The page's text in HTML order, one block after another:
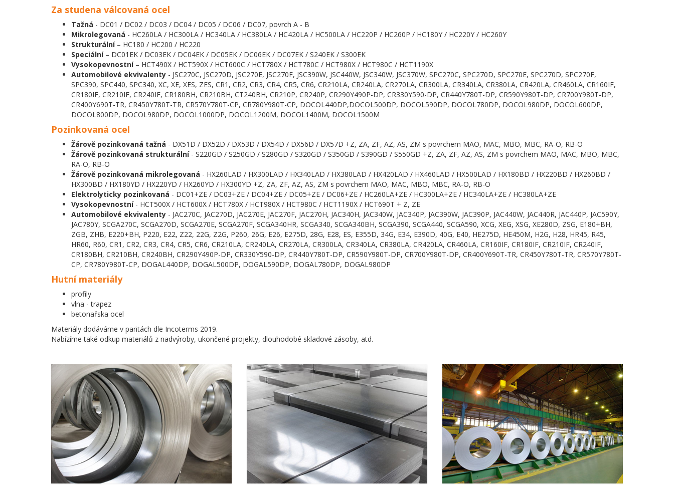
Za studena válcovaná ocel
Tažná - DC01 / DC02 / DC03 / DC04 / DC05 / DC06 / DC07, povrch A - B
Mikrolegovaná - HC260LA / HC300LA / HC340LA / HC380LA / HC420LA / HC500LA / HC220P / HC260P / HC180Y / HC220Y / HC260Y
Strukturální– HC180 / HC200 / HC220
Speciální– DC01EK / DC03EK / DC04EK / DC05EK / DC06EK / DC07EK / S240EK / S300EK
Vysokopevnostní– HCT490X / HCT590X / HCT600C / HCT780X / HCT780C / HCT980X / HCT980C / HCT1190X
Automobilové ekvivalenty - JSC270C, JSC270D, JSC270E, JSC270F, JSC390W, JSC440W, JSC340W, JSC370W, SPC270C, SPC270D, SPC270E, SPC270D, SPC270F,
SPC390, SPC440, SPC340, XC, XE, XES, ZES, CR1, CR2, CR3, CR4, CR5, CR6, CR210LA, CR240LA, CR270LA, CR300LA, CR340LA, CR380LA, CR420LA, CR460LA, CR160IF,
CR180IF, CR210IF, CR240IF, CR180BH, CR210BH, CT240BH, CR210P, CR240P, CR290Y490P-DP, CR330Y590-DP, CR440Y780T-DP, CR590Y980T-DP, CR700Y980T-DP,
CR400Y690T-TR, CR450Y780T-TR, CR570Y780T-CP, CR780Y980T-CP, DOCOL440DP,DOCOL500DP, DOCOL590DP, DOCOL780DP, DOCOL980DP, DOCOL600DP,
DOCOL800DP, DOCOL980DP, DOCOL1000DP, DOCOL1200M, DOCOL1400M, DOCOL1500M
Pozinkovaná ocel
Žárově pozinkovaná tažná - DX51D / DX52D / DX53D / DX54D / DX56D / DX57D +Z, ZA, ZF, AZ, AS, ZM s povrchem MAO, MAC, MBO, MBC, RA-O, RB-O
Žárově pozinkovaná strukturální- S220GD / S250GD / S280GD / S320GD / S350GD / S390GD / S550GD +Z, ZA, ZF, AZ, AS, ZM s povrchem MAO, MAC, MBO, MBC,
RA-O, RB-O
Žárově pozinkovaná mikrolegovaná - HX260LAD / HX300LAD / HX340LAD / HX380LAD / HX420LAD / HX460LAD / HX500LAD / HX180BD / HX220BD / HX260BD /
HX300BD / HX180YD / HX220YD / HX260YD / HX300YD +Z, ZA, ZF, AZ, AS, ZM s povrchem MAO, MAC, MBO, MBC, RA-O, RB-O
Elektrolyticky pozinkovaná - DC01+ZE / DC03+ZE / DC04+ZE / DC05+ZE / DC06+ZE / HC260LA+ZE / HC300LA+ZE / HC340LA+ZE / HC380LA+ZE
Vysokopevnostní- HCT500X / HCT600X / HCT780X / HCT980X / HCT980C / HCT1190X / HCT690T + Z, ZE
Automobilové ekvivalenty - JAC270C, JAC270D, JAC270E, JAC270F, JAC270H, JAC340H, JAC340W, JAC340P, JAC390W, JAC390P, JAC440W, JAC440R, JAC440P, JAC590Y,
JAC780Y, SCGA270C, SCGA270D, SCGA270E, SCGA270F, SCGA340HR, SCGA340, SCGA340BH, SCGA390, SCGA440, SCGA590, XCG, XEG, XSG, XE280D, ZSG, E180+BH,
ZGB, ZHB, E220+BH, P220, E22, Z22, 22G, Z2G, P260, 26G, E26, E275D, 28G, E28, ES, E355D, 34G, E34, E390D, 40G, E40, HE275D, HE450M, H2G, H28, HR45, R45,
HR60, R60, CR1, CR2, CR3, CR4, CR5, CR6, CR210LA, CR240LA, CR270LA, CR300LA, CR340LA, CR380LA, CR420LA, CR460LA, CR160IF, CR180IF, CR210IF, CR240IF,
CR180BH, CR210BH, CR240BH, CR290Y490P-DP, CR330Y590-DP, CR440Y780T-DP, CR590Y980T-DP, CR700Y980T-DP, CR400Y690T-TR, CR450Y780T-TR, CR570Y780T-
CP, CR780Y980T-CP, DOGAL440DP, DOGAL500DP, DOGAL590DP, DOGAL780DP, DOGAL980DP
Hutní materiály
profily
vlna - trapez
betonařska ocel
Materiály dodáváme v paritách dle Incoterms 2019.
Nabízíme také odkup materiálů z nadvýroby, ukončené projekty, dlouhodobé skladové zásoby, atd.